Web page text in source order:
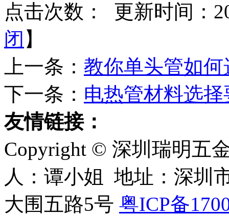
点击次数：
更新时间：
闭 】
上一条： 教你单头管如何
下一条： 电热管材料选
友情链接：
Copyright © 深圳瑞明五
人：谭小姐 地址：深圳
大围五路5号 粤ICP备